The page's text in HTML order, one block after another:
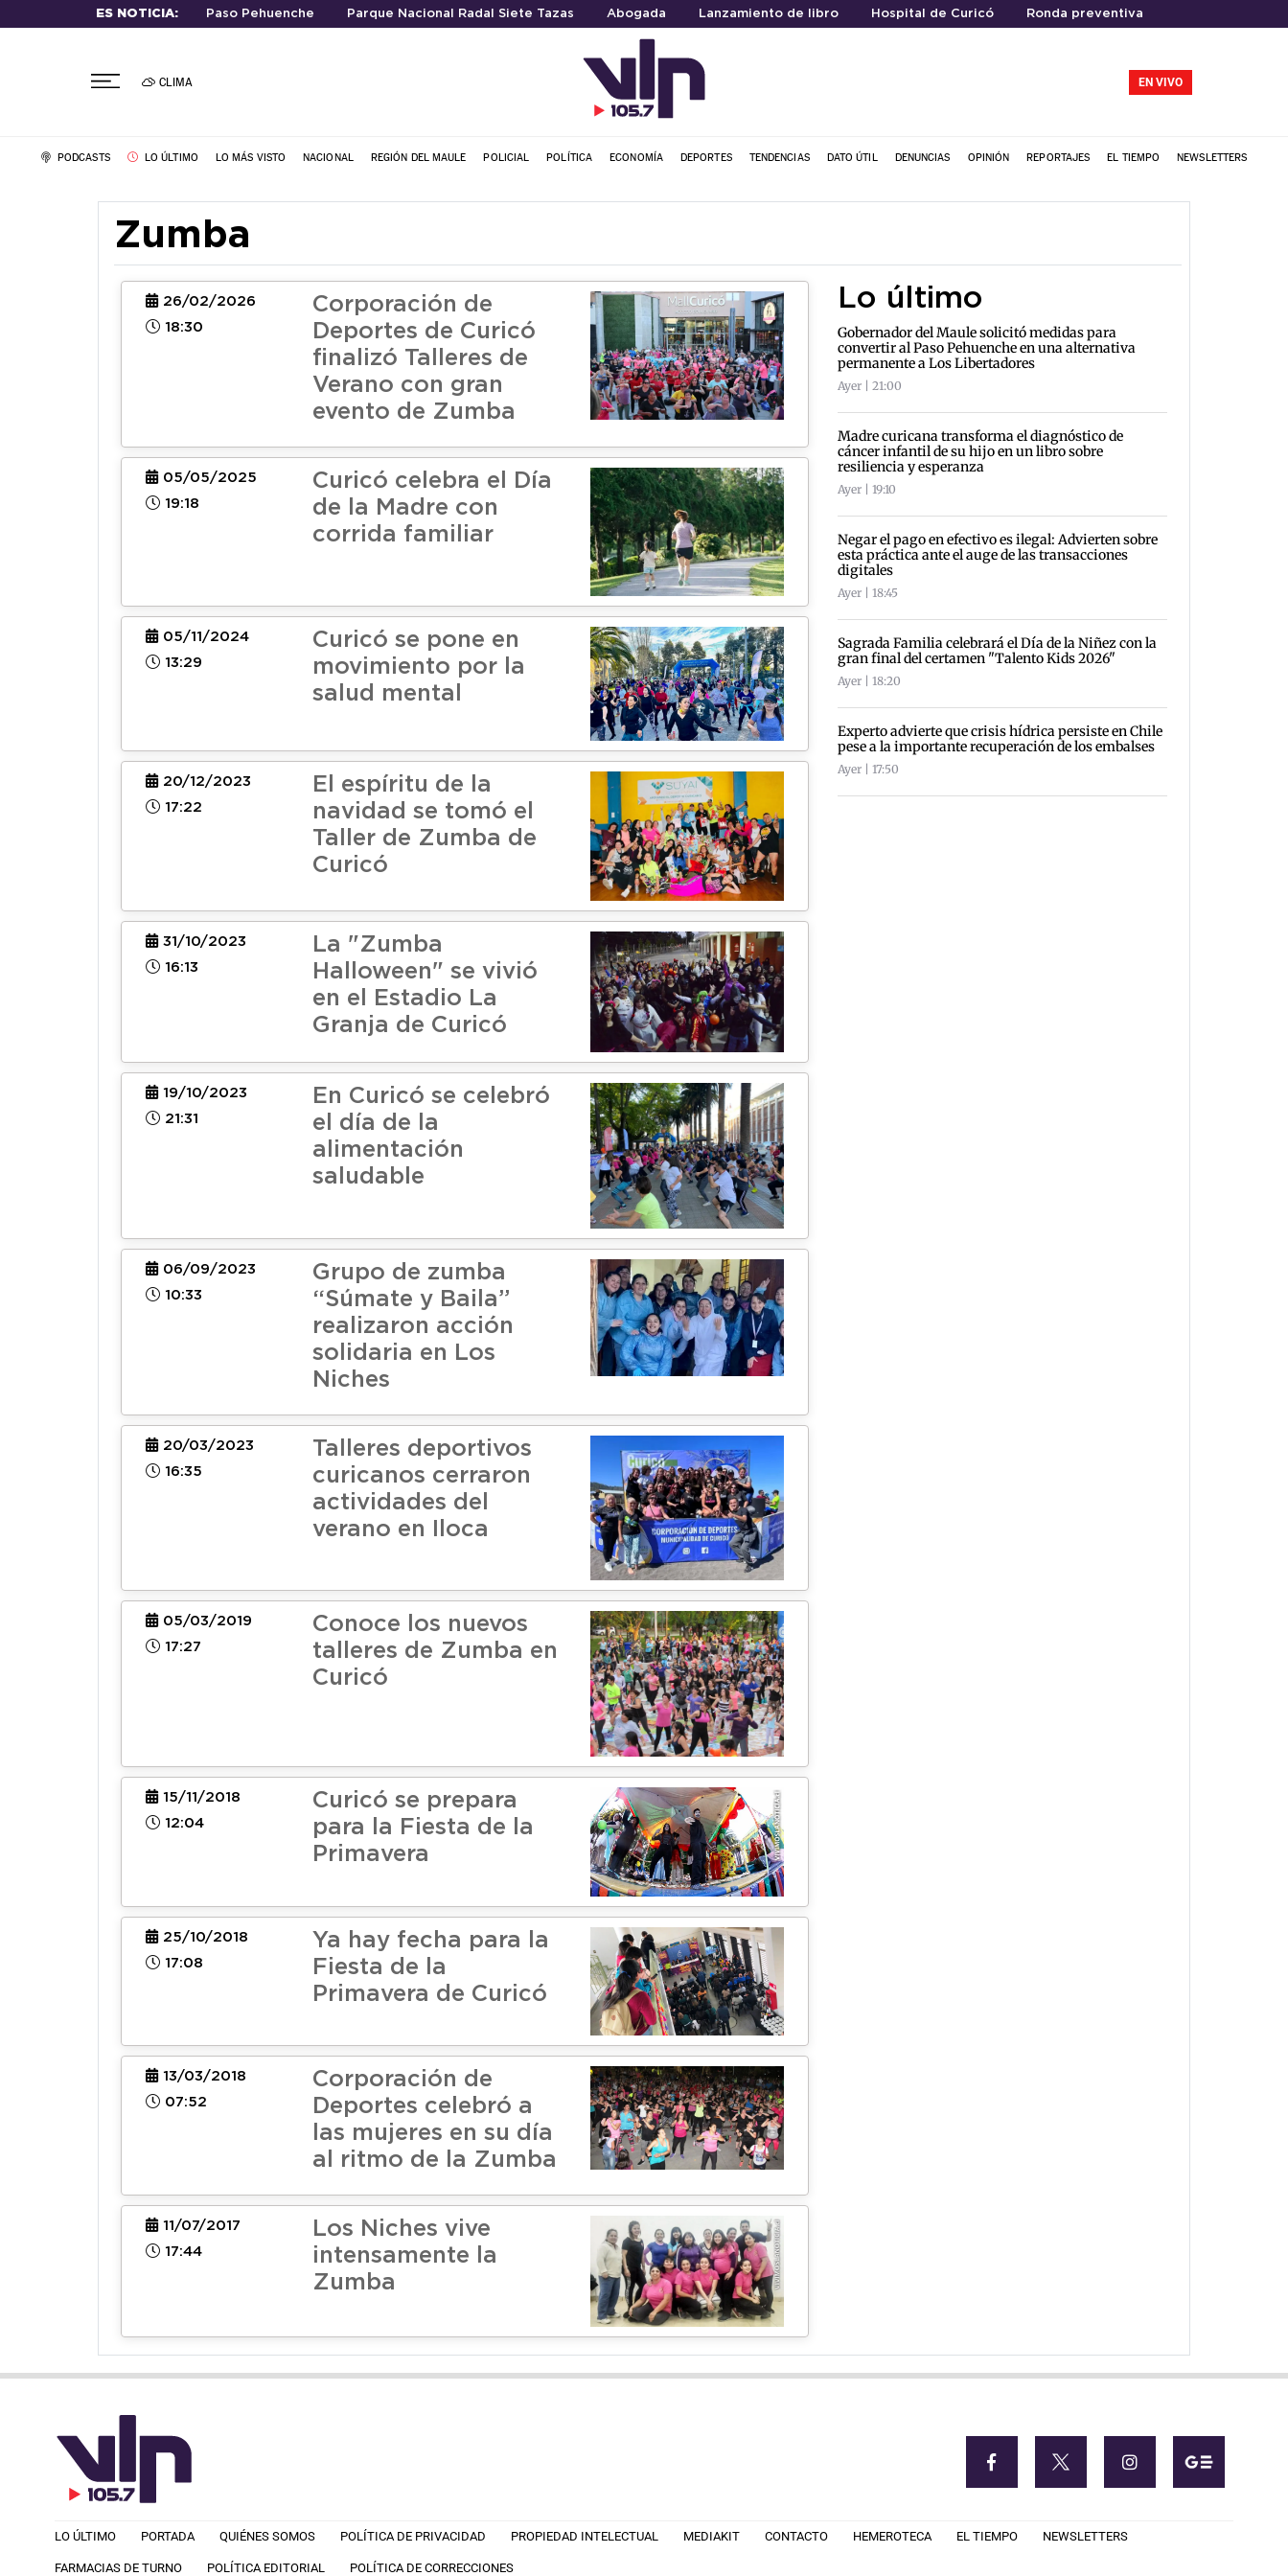
ES NOTICIA: Paso Pehuenche Parque Nacional Radal Siete Tazas Abogada Lanzamiento de libro Hospital de Curicó Ronda preventiva
CLIMA EN VIVO
PODCASTS LO ÚLTIMO LO MÁS VISTO NACIONAL REGIÓN DEL MAULE POLICIAL POLÍTICA ECONOMÍA DEPORTES TENDENCIAS DATO ÚTIL DENUNCIAS OPINIÓN REPORTAJES EL TIEMPO NEWSLETTERS
Zumba
26/02/2026
18:30
Corporación de
Deportes de Curicó
finalizó Talleres de
Verano con gran
evento de Zumba
05/05/2025
19:18
Curicó celebra el Día
de la Madre con
corrida familiar
05/11/2024
13:29
Curicó se pone en
movimiento por la
salud mental
20/12/2023
17:22
El espíritu de la
navidad se tomó el
Taller de Zumba de
Curicó
31/10/2023
16:13
La "Zumba
Halloween" se vivió
en el Estadio La
Granja de Curicó
19/10/2023
21:31
En Curicó se celebró
el día de la
alimentación
saludable
06/09/2023
10:33
Grupo de zumba
“Súmate y Baila”
realizaron acción
solidaria en Los
Niches
20/03/2023
16:35
Talleres deportivos
curicanos cerraron
actividades del
verano en Iloca
05/03/2019
17:27
Conoce los nuevos
talleres de Zumba en
Curicó
15/11/2018
12:04
Curicó se prepara
para la Fiesta de la
Primavera
25/10/2018
17:08
Ya hay fecha para la
Fiesta de la
Primavera de Curicó
13/03/2018
07:52
Corporación de
Deportes celebró a
las mujeres en su día
al ritmo de la Zumba
11/07/2017
17:44
Los Niches vive
intensamente la
Zumba
Lo último
Gobernador del Maule solicitó medidas para
convertir al Paso Pehuenche en una alternativa
permanente a Los Libertadores
Ayer | 21:00
Madre curicana transforma el diagnóstico de
cáncer infantil de su hijo en un libro sobre
resiliencia y esperanza
Ayer | 19:10
Negar el pago en efectivo es ilegal: Advierten sobre
esta práctica ante el auge de las transacciones
digitales
Ayer | 18:45
Sagrada Familia celebrará el Día de la Niñez con la
gran final del certamen "Talento Kids 2026"
Ayer | 18:20
Experto advierte que crisis hídrica persiste en Chile
pese a la importante recuperación de los embalses
Ayer | 17:50
LO ÚLTIMO PORTADA QUIÉNES SOMOS POLÍTICA DE PRIVACIDAD PROPIEDAD INTELECTUAL MEDIAKIT CONTACTO HEMEROTECA EL TIEMPO NEWSLETTERS
FARMACIAS DE TURNO POLÍTICA EDITORIAL POLÍTICA DE CORRECCIONES